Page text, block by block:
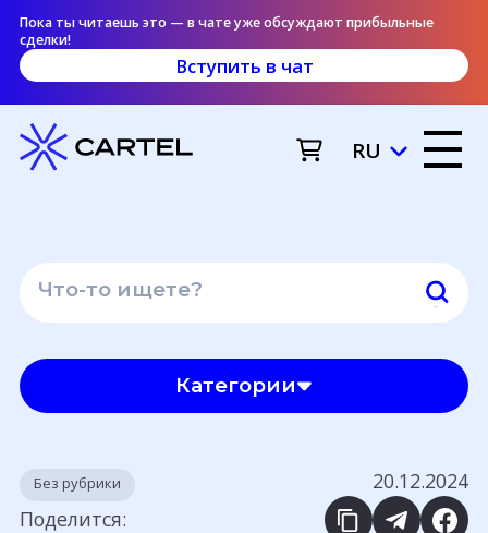
Пока ты читаешь это — в чате уже обсуждают прибыльные
сделки!
Вступить в чат
RU
Без рубрики
20.12.2024
Поделится:
Категории